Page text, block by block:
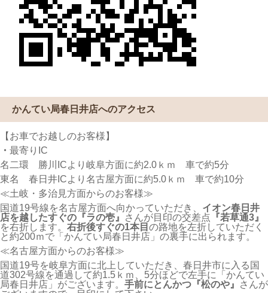
かんてい局春日井店へのアクセス
【お車でお越しのお客様】
・ 最寄りIC
名二環 勝川ICより岐阜方面に約2.0ｋｍ 車で約5分
東名 春日井ICより名古屋方面に約5.0ｋｍ 車で約10分
≪土岐・多治見方面からのお客様≫
国道19号線を名古屋方面へ向かっていただき、 イオン春日井
店を越したすぐの『ラの壱』
さんが目印の交差点 『若草通3』
を右折します。 右折後すぐの1本目 の路地を左折していただく
と約200ｍで「かんてい局春日井店」の裏手に出られます。
≪名古屋方面からのお客様≫
国道19号を岐阜方面に北上していただき、春日井市に入る国
道302号線を通過して約1.5ｋｍ、5分ほどで左手に「かんてい
局春日井店」がございます。 手前にとんかつ『松のや』
さんが